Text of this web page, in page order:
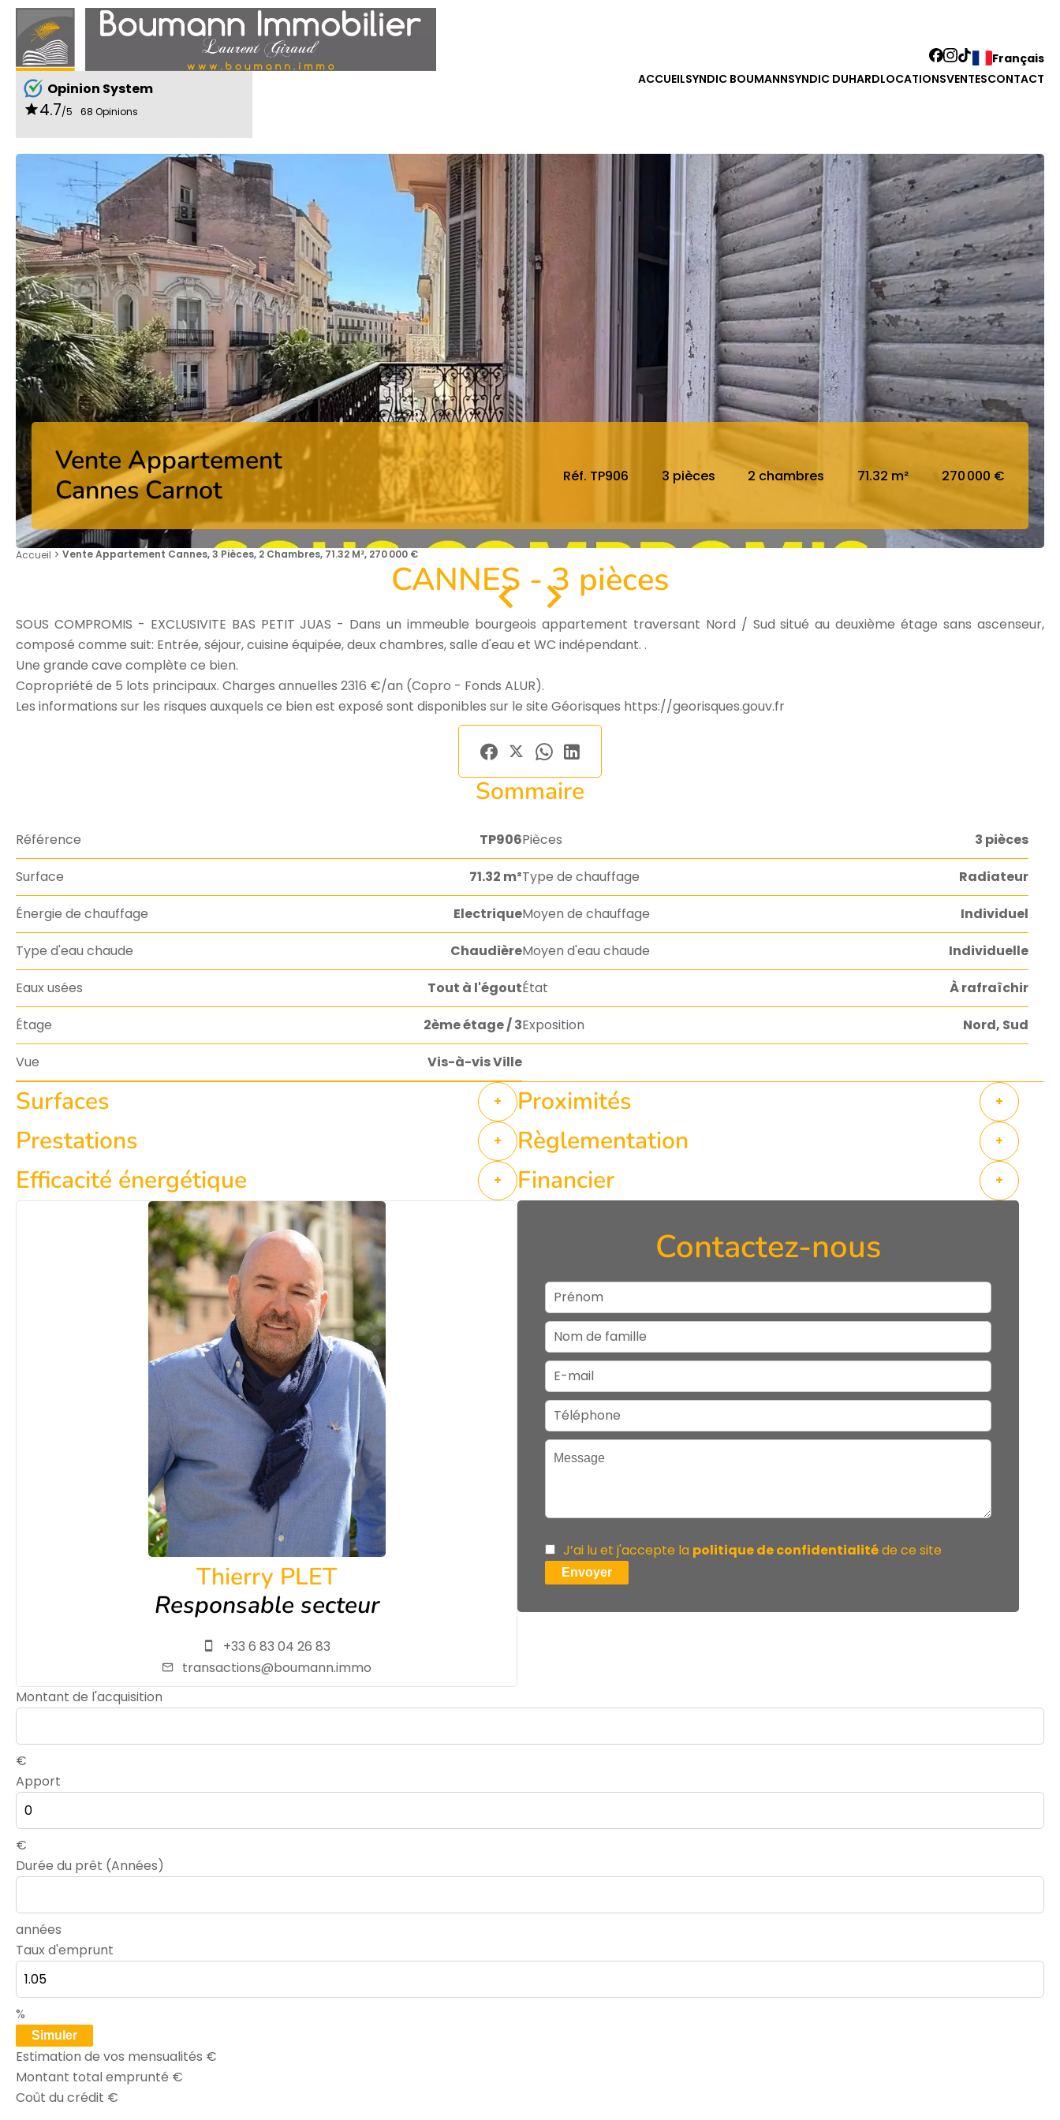
Opinion System
4.7/5 68 Opinions
Français
ACCUEILSYNDIC BOUMANNSYNDIC DUHARDLOCATIONSVENTESCONTACT
Vente Appartement
Cannes Carnot
Réf. TP906 3 pièces 2 chambres 71.32 m² 270 000 €
Accueil Vente Appartement Cannes, 3 Pièces, 2 Chambres, 71.32 M², 270 000 €
CANNES - 3 pièces
SOUS COMPROMIS - EXCLUSIVITE BAS PETIT JUAS - Dans un immeuble bourgeois appartement traversant Nord / Sud situé au deuxième étage sans ascenseur,
composé comme suit: Entrée, séjour, cuisine équipée, deux chambres, salle d'eau et WC indépendant. .
Une grande cave complète ce bien.
Copropriété de 5 lots principaux. Charges annuelles 2316 €/an (Copro - Fonds ALUR).
Les informations sur les risques auxquels ce bien est exposé sont disponibles sur le site Géorisques https://georisques.gouv.fr
Sommaire
Référence TP906Pièces 3 pièces
Surface 71.32 m²Type de chauffage Radiateur
Énergie de chauffage ElectriqueMoyen de chauffage Individuel
Type d'eau chaude ChaudièreMoyen d'eau chaude Individuelle
Eaux usées Tout à l'égoutÉtat À rafraîchir
Étage 2ème étage / 3Exposition Nord, Sud
Vue Vis-à-vis Ville
Surfaces + Proximités +
Prestations + Règlementation +
Efficacité énergétique + Financier +
Thierry PLET
Responsable secteur
+33 6 83 04 26 83
transactions@boumann.immo
Contactez-nous
J’ai lu et j'accepte la politique de confidentialitéde ce site
Envoyer
Montant de l'acquisition
€
Apport
€
Durée du prêt (Années)
années
Taux d'emprunt
%
Simuler
Estimation de vos mensualités €
Montant total emprunté €
Coût du crédit €